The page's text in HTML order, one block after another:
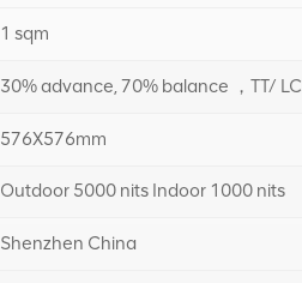
1 sqm
30% advance, 70% balance ，TT/ LC
576X576mm
Outdoor 5000 nits Indoor 1000 nits
Shenzhen China